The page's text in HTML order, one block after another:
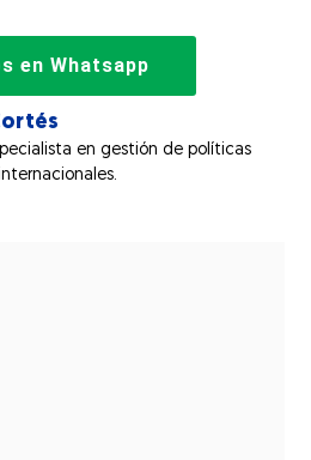
en Whatsapp
en gestión de políticas